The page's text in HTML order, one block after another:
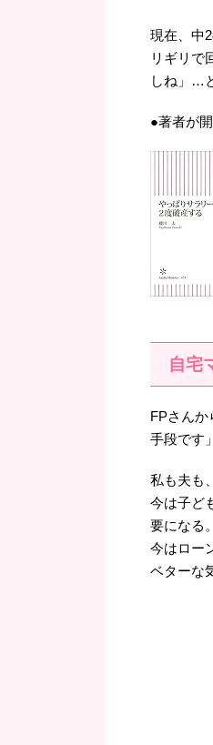
現在、中
リギリで
しね」…
●著者が
自宅
FPさん
手段です
私も夫も
今は子ど
要になる
今はロー
ベターな